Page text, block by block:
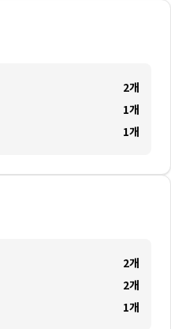
2개
1개
1개
2개
2개
1개